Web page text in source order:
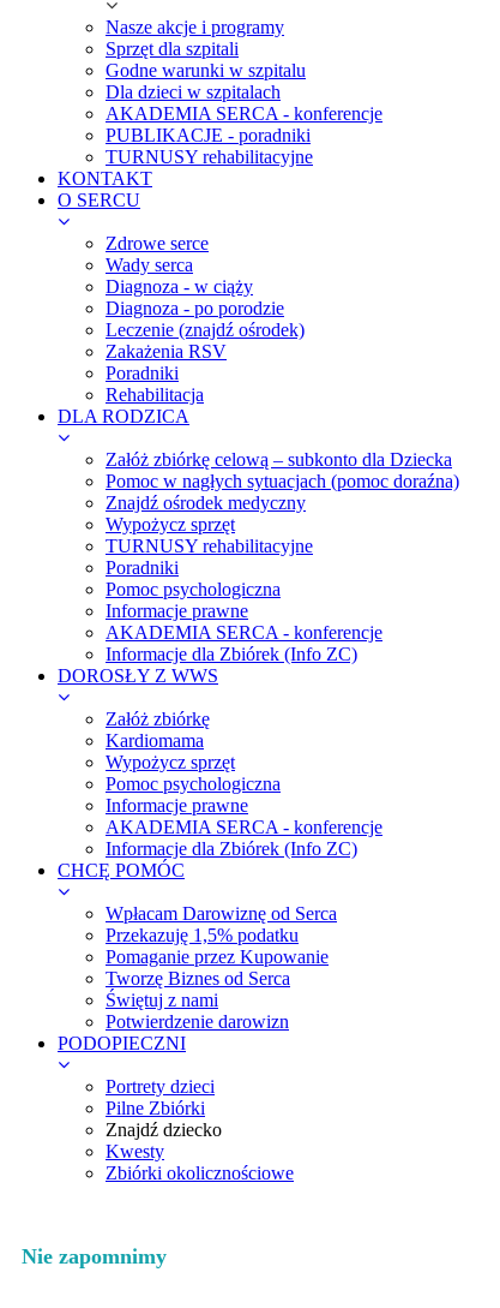
Nasze akcje i programy
Sprzęt dla szpitali
Godne warunki w szpitalu
Dla dzieci w szpitalach
AKADEMIA SERCA - konferencje
PUBLIKACJE - poradniki
TURNUSY rehabilitacyjne
KONTAKT
O SERCU
Zdrowe serce
Wady serca
Diagnoza - w ciąży
Diagnoza - po porodzie
Leczenie (znajdź ośrodek)
Zakażenia RSV
Poradniki
Rehabilitacja
DLA RODZICA
Załóż zbiórkę celową – subkonto dla Dziecka
Pomoc w nagłych sytuacjach (pomoc doraźna)
Znajdź ośrodek medyczny
Wypożycz sprzęt
TURNUSY rehabilitacyjne
Poradniki
Pomoc psychologiczna
Informacje prawne
AKADEMIA SERCA - konferencje
Informacje dla Zbiórek (Info ZC)
DOROSŁY Z WWS
Załóż zbiórkę
Kardiomama
Wypożycz sprzęt
Pomoc psychologiczna
Informacje prawne
AKADEMIA SERCA - konferencje
Informacje dla Zbiórek (Info ZC)
CHCĘ POMÓC
Wpłacam Darowiznę od Serca
Przekazuję 1,5% podatku
Pomaganie przez Kupowanie
Tworzę Biznes od Serca
Świętuj z nami
Potwierdzenie darowizn
PODOPIECZNI
Portrety dzieci
Pilne Zbiórki
Znajdź dziecko
Kwesty
Zbiórki okolicznościowe
Nie zapomnimy